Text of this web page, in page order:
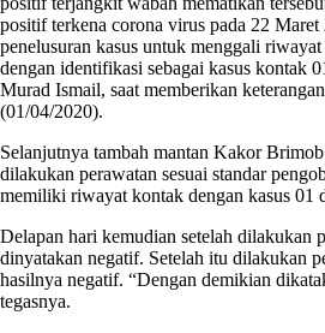
positif terkena corona virus pada 22
penelusuran kasus untuk menggali
dengan identifikasi sebagai kasus kontak
Murad Ismail, saat memberikan
(01/04/2020).
Selanjutnya tambah mantan Kakor
dilakukan perawatan sesuai standar
memiliki riwayat kontak dengan kasus 01
Delapan hari kemudian setelah dilakukan
dinyatakan negatif. Setelah itu dilakukan
hasilnya negatif. “Dengan demikian
tegasnya.